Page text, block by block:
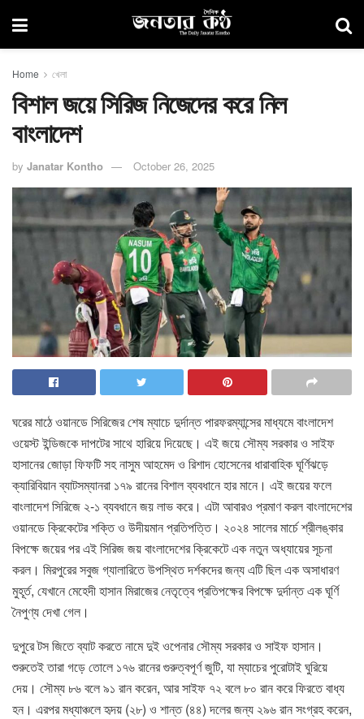
Home খেলা
বিশাল জয়ে সিরিজ নিজেদের করে নিল
বাংলাদেশ
by Janatar Kontho October 26, 2025
ঘরের মাঠে ওয়ানডে সিরিজের শেষ ম্যাচে দুর্দান্ত পারফরম্যান্সের মাধ্যমে বাংলাদেশ
ওয়েস্ট ইন্ডিজকে দাপটের সাথে হারিয়ে দিয়েছে। এই জয়ে সৌম্য সরকার ও সাইফ
হাসানের জোড়া ফিফটি সহ নাসুম আহমেদ ও রিশাদ হোসেনের ধারাবাহিক ঘূর্ণিঝড়ে
ক্যারিবিয়ান ব্যাটসম্যানরা ১৭৯ রানের বিশাল ব্যবধানে হার মানে। এই জয়ের ফলে
বাংলাদেশ সিরিজে ২-১ ব্যবধানে জয় লাভ করে। এটা আবারও প্রমাণ করল বাংলাদেশের
ওয়ানডে ক্রিকেটের শক্তি ও উদীয়মান প্রতিপত্তি। ২০২৪ সালের মার্চে শ্রীলঙ্কার
বিপক্ষে জয়ের পর এই সিরিজ জয় বাংলাদেশের ক্রিকেটে এক নতুন অধ্যায়ের সূচনা
করল। মিরপুরের সবুজ গ্যালারিতে উপস্থিত দর্শকদের জন্য এটি ছিল এক অসাধারণ
মুহূর্ত, যেখানে মেহেদী হাসান মিরাজের নেতৃত্বে প্রতিপক্ষের বিপক্ষে দুর্দান্ত এক ঘূর্ণি
নৈপুণ্য দেখা গেল।
দুপুরে টস জিতে ব্যাট করতে নামে দুই ওপেনার সৌম্য সরকার ও সাইফ হাসান।
শুরুতেই তারা গড়ে তোলে ১৭৬ রানের গুরুত্বপূর্ণ জুটি, যা ম্যাচের পুরোটাই ঘুরিয়ে
দেয়। সৌম্য ৮৬ বলে ৯১ রান করেন, আর সাইফ ৭২ বলে ৮০ রান করে ফিরতে বাধ্য
হন। এরপর মধ্যাঞ্চলে হৃদয় (২৮) ও শান্ত (৪৪) দলের জন্য ২৯৬ রান সংগ্রহ করেন,